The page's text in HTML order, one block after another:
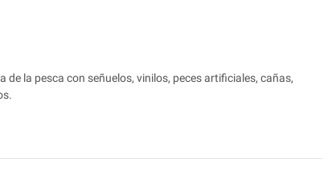
de la pesca con señuelos, vinilos, peces artificiales, cañas,